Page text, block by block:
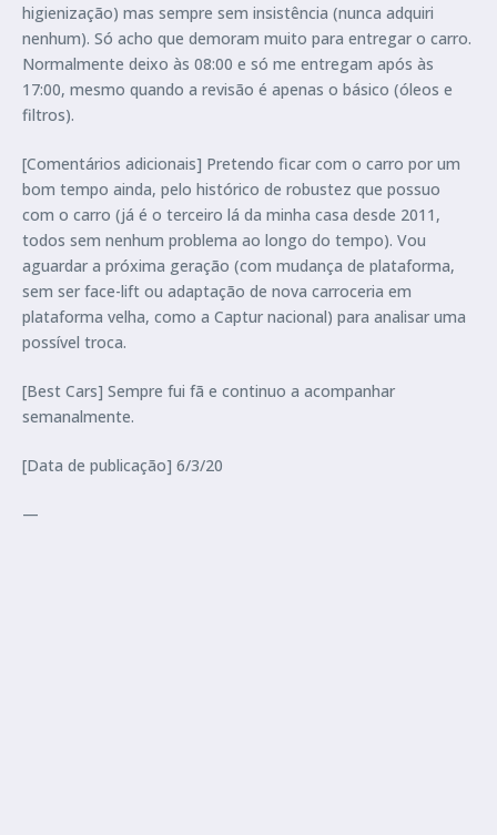
higienização) mas sempre sem insistência (nunca adquiri
nenhum). Só acho que demoram muito para entregar o carro.
Normalmente deixo às 08:00 e só me entregam após às
17:00, mesmo quando a revisão é apenas o básico (óleos e
filtros).
[Comentários adicionais] Pretendo ficar com o carro por um
bom tempo ainda, pelo histórico de robustez que possuo
com o carro (já é o terceiro lá da minha casa desde 2011,
todos sem nenhum problema ao longo do tempo). Vou
aguardar a próxima geração (com mudança de plataforma,
sem ser face-lift ou adaptação de nova carroceria em
plataforma velha, como a Captur nacional) para analisar uma
possível troca.
[Best Cars] Sempre fui fã e continuo a acompanhar
semanalmente.
[Data de publicação] 6/3/20
—